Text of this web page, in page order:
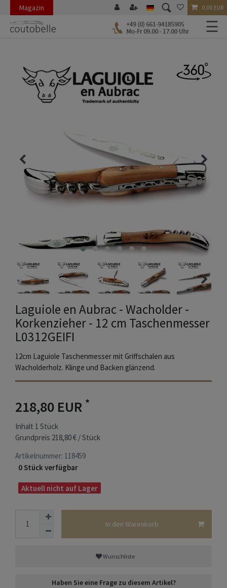
Magazin 0,00 EUR
☰
Laguiole en Aubrac - Wacholder -
Korkenzieher - 12 cm Taschenmesser
L0312GEIFI
12cm Laguiole Taschenmesser mit Griffschalen aus
Wacholderholz. Klinge und Backen glänzend.
218,80 EUR *
Inhalt 1 Stück
Grundpreis 218,80 € / Stück
Artikelnummer: 118459
0 Stück verfügbar
Aktuell nicht auf Lager
In den Warenkorb
Wunschliste
Haben Sie eine Frage zu diesem Artikel?